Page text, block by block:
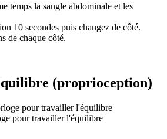
temps la sangle abdominale et les
10 secondes puis changez de côté.
de chaque côté.
(proprioception)
pour travailler l'équilibre